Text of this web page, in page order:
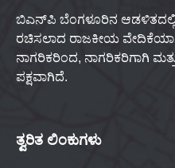
ಬಿಎನ್‌ಪಿ ಬೆಂಗಳೂರಿನ ಆಡಳಿತದಲ್ಲಿ
ರಚಿಸಲಾದ ರಾಜಕೀಯ
ನಾಗರಿಕರಿಂದ, ನಾಗರಿಕರಿಗಾಗಿ
ಪಕ್ಷವಾಗಿದೆ.
ತ್ವರಿತ ಲಿಂಕುಗಳು